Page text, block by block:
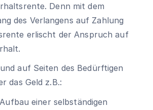
Denn mit dem
des Verlangens auf Zahlung
erlischt der Anspruch auf
auf Seiten des Bedürftigen
das Geld z.B.:
einer selbständigen